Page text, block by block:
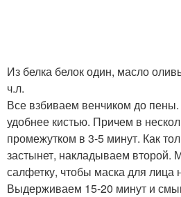
Из белка белок один, масло
ч.л.
Все взбиваем венчиком до
удобнее кистью. Причем в
промежутком в 3-5 минут. Как
застынет, накладываем второй.
салфетку, чтобы маска для лица
Выдерживаем 15-20 минут и